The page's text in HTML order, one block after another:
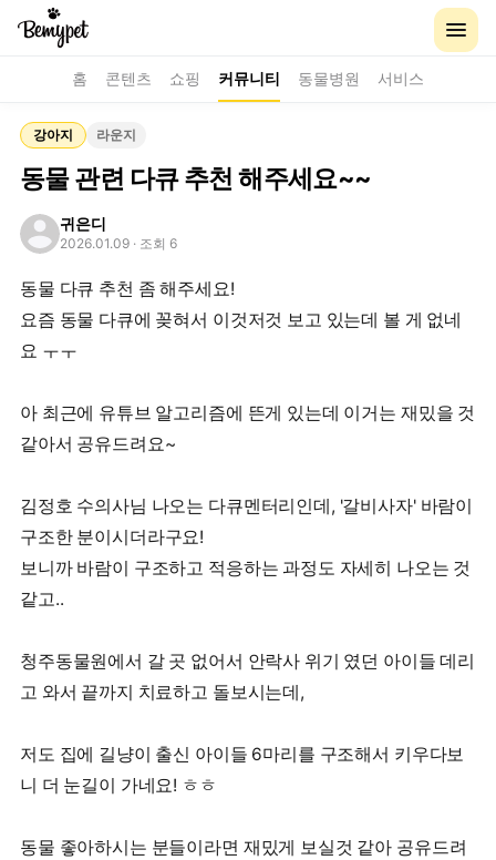
홈 콘텐츠 쇼핑 커뮤니티 동물병원 서비스
강아지 라운지
동물 관련 다큐 추천 해주세요~~
귀은디
2026.01.09 · 조회 6
동물 다큐 추천 좀 해주세요!
요즘 동물 다큐에 꽂혀서 이것저것 보고 있는데 볼 게 없네
요 ㅜㅜ
아 최근에 유튜브 알고리즘에 뜬게 있는데 이거는 재밌을 것
같아서 공유드려요~
김정호 수의사님 나오는 다큐멘터리인데, '갈비사자' 바람이
구조한 분이시더라구요!
보니까 바람이 구조하고 적응하는 과정도 자세히 나오는 것
같고..
청주동물원에서 갈 곳 없어서 안락사 위기 였던 아이들 데리
고 와서 끝까지 치료하고 돌보시는데,
저도 집에 길냥이 출신 아이들 6마리를 구조해서 키우다보
니 더 눈길이 가네요! ㅎㅎ
동물 좋아하시는 분들이라면 재밌게 보실것 같아 공유드려